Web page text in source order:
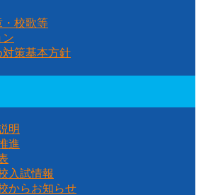
・校歌等
ン
策基本方針
明
進
入試情報
からお知らせ